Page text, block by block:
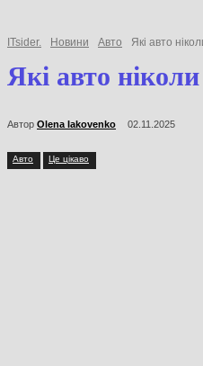
ITsider. Новини Авто Які авто
Які авто
Автор Olena Iakovenko 02.11.2025
Авто Це цікаво